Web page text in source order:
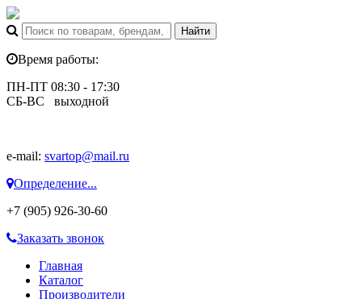
Время работы:
ПН-ПТ 08:30 - 17:30
СБ-ВС выходной
e-mail: svartop@mail.ru
Определение...
+7 (905) 926-30-60
Заказать звонок
Главная
Каталог
Производители